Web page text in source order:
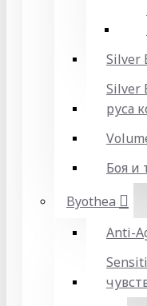
Silver
Silver
руса
Боя и
Byothea
Anti-